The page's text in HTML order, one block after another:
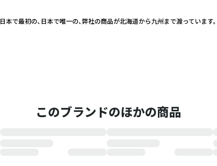
本で最初の、日本で唯一の、弊社の商品が北海道から九州まで渡っています。
このブランドのほかの商品